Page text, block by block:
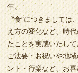
年。
〝食″につきましては
え方の変化など、時
たことを実感いたして
ご法要・お祝いや地
ント・行楽など、お